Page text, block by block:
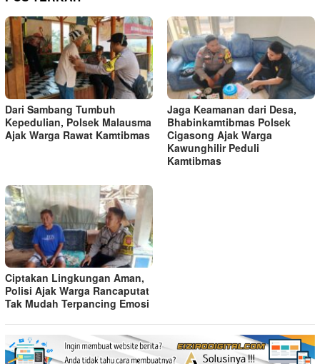
Dari Sambang Tumbuh
Kepedulian, Polsek Malausma
Ajak Warga Rawat Kamtibmas
Jaga Keamanan dari Desa,
Bhabinkamtibmas Polsek
Cigasong Ajak Warga
Kawunghilir Peduli
Kamtibmas
Ciptakan Lingkungan Aman,
Polisi Ajak Warga Rancaputat
Tak Mudah Terpancing Emosi